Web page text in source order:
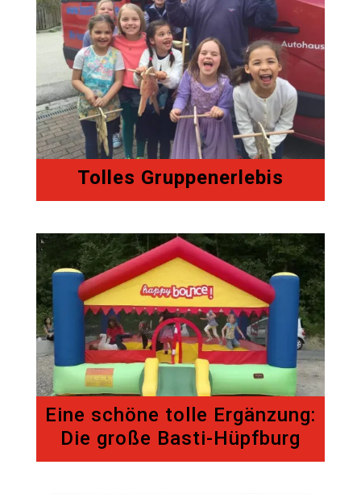
Tolles Gruppenerlebis
Eine schöne tolle Ergänzung:
Die große Basti-Hüpfburg